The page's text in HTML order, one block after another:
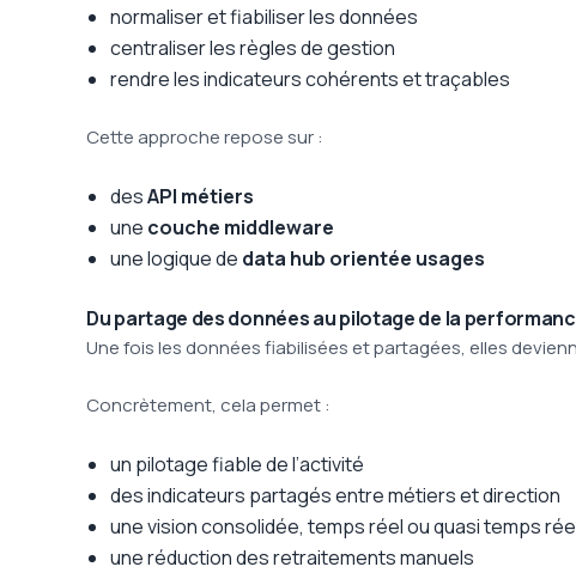
normaliser et fiabiliser les données
centraliser les règles de gestion
rendre les indicateurs cohérents et traçables
Cette approche repose sur :
desAPI métiers
une couche middleware
une logique de data hub orientée usages
Du partage des données au pilotage de la
Une fois les données fiabilisées et partagées, elles
Concrètement, cela permet :
un pilotage fiable de l’activité
des indicateurs partagés entre métiers et direction
une vision consolidée, temps réel ou quasi temps
une réduction des retraitements manuels